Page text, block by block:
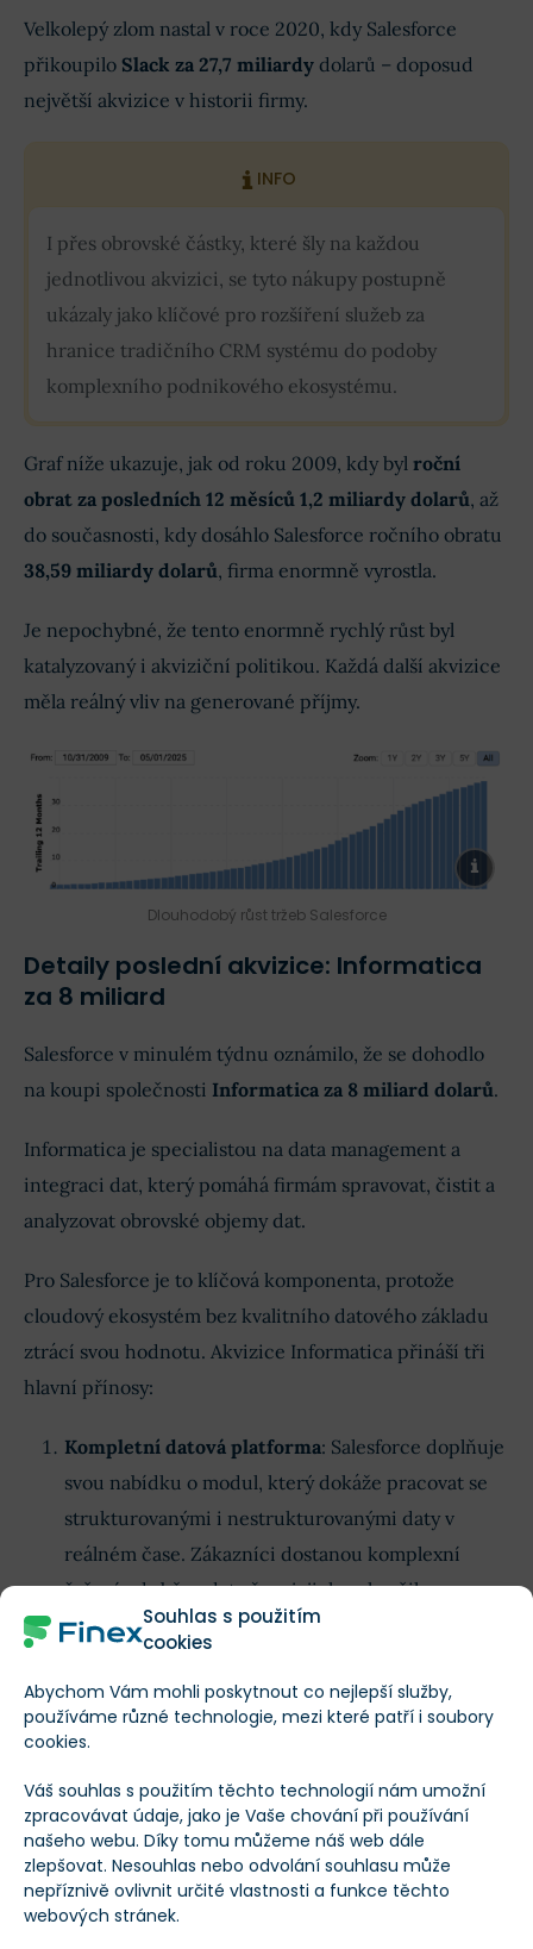
Souhlas s použitím
cookies
Abychom Vám mohli poskytnout co nejlepší služby,
používáme různé technologie, mezi které patří i soubory
cookies.
Váš souhlas s použitím těchto technologií nám umožní
zpracovávat údaje, jako je Vaše chování při používání
našeho webu. Díky tomu můžeme náš web dále
zlepšovat. Nesouhlas nebo odvolání souhlasu může
nepříznivě ovlivnit určité vlastnosti a funkce těchto
webových stránek.
Velkolepý zlom nastal v roce 2020, kdy Salesforce
přikoupilo Slack za 27,7 miliardy dolarů – doposud
největší akvizice v historii firmy.
INFO
I přes obrovské částky, které šly na každou
jednotlivou akvizici, se tyto nákupy postupně
ukázaly jako klíčové pro rozšíření služeb za
hranice tradičního CRM systému do podoby
komplexního podnikového ekosystému.
Graf níže ukazuje, jak od roku 2009, kdy byl roční
obrat za posledních 12 měsíců 1,2 miliardy dolarů, až
do současnosti, kdy dosáhlo Salesforce ročního obratu
38,59 miliardy dolarů, firma enormně vyrostla.
Je nepochybné, že tento enormně rychlý růst byl
katalyzovaný i akviziční politikou. Každá další akvizice
měla reálný vliv na generované příjmy.
Dlouhodobý růst tržeb Salesforce
Detaily poslední akvizice: Informatica
za 8 miliard
Salesforce v minulém týdnu oznámilo, že se dohodlo
na koupi společnosti Informatica za 8 miliard dolarů.
Informatica je specialistou na data management a
integraci dat, který pomáhá firmám spravovat, čistit a
analyzovat obrovské objemy dat.
Pro Salesforce je to klíčová komponenta, protože
cloudový ekosystém bez kvalitního datového základu
ztrácí svou hodnotu. Akvizice Informatica přináší tři
hlavní přínosy:
Kompletní datová platforma: Salesforce doplňuje
svou nabídku o modul, který dokáže pracovat se
strukturovanými i nestrukturovanými daty v
reálném čase. Zákazníci dostanou komplexní
řešení od sběru dat až po jejich pokročilou
analýzu.
Společnosti, které již využívají Salesforce CRM,
nyní mohou sjednotit data z různých zdrojů (ERP,
pokročilé machine learning modely.
Akvizice přichází jen pár dní poté, co Salesforce
zveřejnilo výsledky zaprvní fiskální čtvrtletí 2025